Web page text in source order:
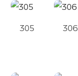
305 306